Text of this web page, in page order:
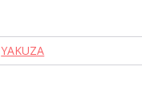
YAKUZA